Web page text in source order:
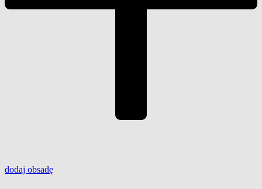
dodaj obsadę